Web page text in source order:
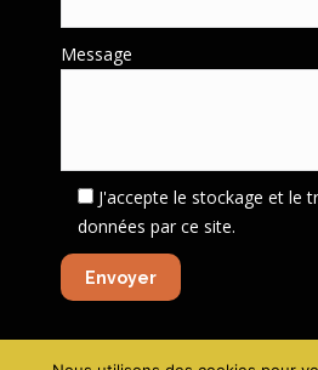
Message
J'accepte le stockage et le
données par ce site.